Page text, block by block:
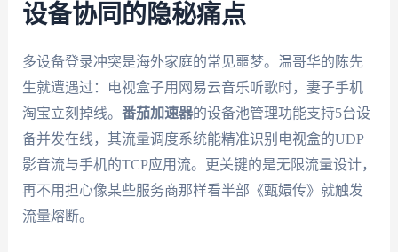
设备协同的隐秘痛点
多设备登录冲突是海外家庭的常见噩梦。温哥华的陈先
生就遭遇过：电视盒子用网易云音乐听歌时，妻子手机
淘宝立刻掉线。 番茄加速器的设备池管理功能支持5台设
备并发在线，其流量调度系统能精准识别电视盒的UDP
影音流与手机的TCP应用流。更关键的是无限流量设计，
再不用担心像某些服务商那样看半部《甄嬛传》就触发
流量熔断。